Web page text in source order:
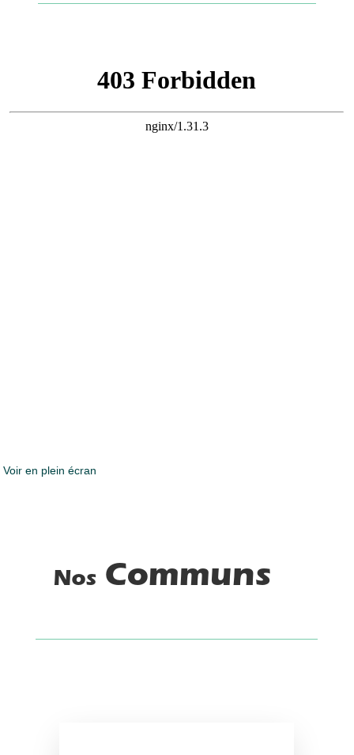
Voir en plein écran
Nos Communs